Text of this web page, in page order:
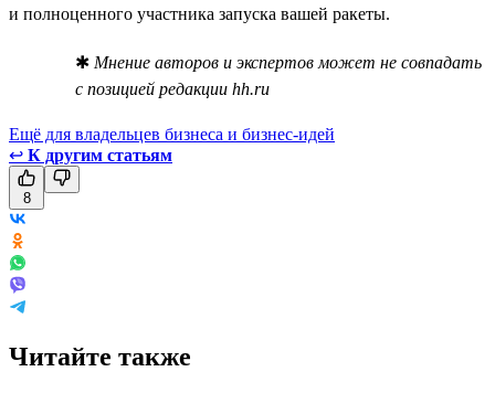
и полноценного участника запуска вашей ракеты.
✱ Мнение авторов и экспертов может не совпадать
с позицией редакции hh.ru
Ещё для владельцев бизнеса и бизнес-идей
↩ К другим статьям
8
Читайте также